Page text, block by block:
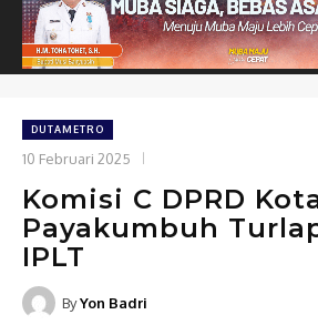
DUTAMETRO
10 Februari 2025
Komisi C DPRD
Payakumbuh
IPLT
ByYon Badri